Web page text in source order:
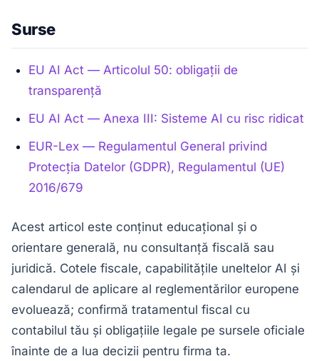
Surse
EU AI Act — Articolul 50: obligații de
transparență
EU AI Act — Anexa III: Sisteme AI cu risc ridicat
EUR-Lex — Regulamentul General privind
Protecția Datelor (GDPR), Regulamentul (UE)
2016/679
Acest articol este conținut educațional și o
orientare generală, nu consultanță fiscală sau
juridică. Cotele fiscale, capabilitățile uneltelor AI și
calendarul de aplicare al reglementărilor europene
evoluează; confirmă tratamentul fiscal cu
contabilul tău și obligațiile legale pe sursele oficiale
înainte de a lua decizii pentru firma ta.